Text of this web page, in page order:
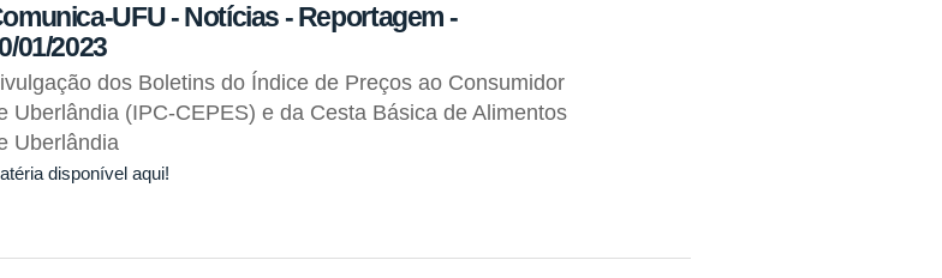
UFU - Notícias - Reportagem -
01/2023
dos Boletins do Índice de Preços ao Consumidor
Uberlândia (IPC-CEPES) e da Cesta Básica de Alimentos
Uberlândia
disponível aqui!